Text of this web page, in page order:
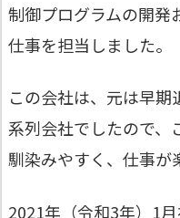
制御プログラムの開発
仕事を担当しました。
この会社は、元は早期
系列会社でしたので、
馴染みやすく、仕事が
2021年（令和3年）1月